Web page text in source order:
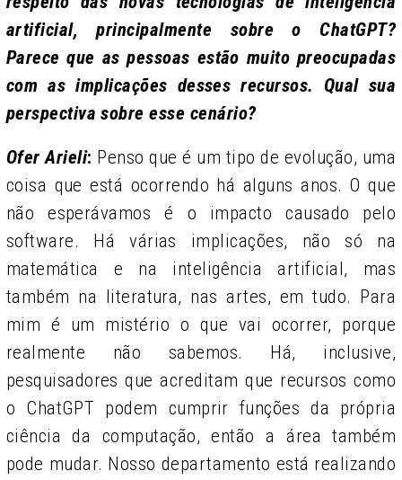
artificial, principalmente sobre o ChatGPT?
Parece que as pessoas estão muito preocupadas
com as implicações desses recursos. Qual sua
perspectiva sobre esse cenário?
Ofer Arieli: Penso que é um tipo de evolução, uma
coisa que está ocorrendo há alguns anos. O que
não esperávamos é o impacto causado pelo
software. Há várias implicações, não só na
matemática e na inteligência artificial, mas
também na literatura, nas artes, em tudo. Para
mim é um mistério o que vai ocorrer, porque
realmente não sabemos. Há, inclusive,
pesquisadores que acreditam que recursos como
o ChatGPT podem cumprir funções da própria
ciência da computação, então a área também
pode mudar. Nosso departamento está realizando